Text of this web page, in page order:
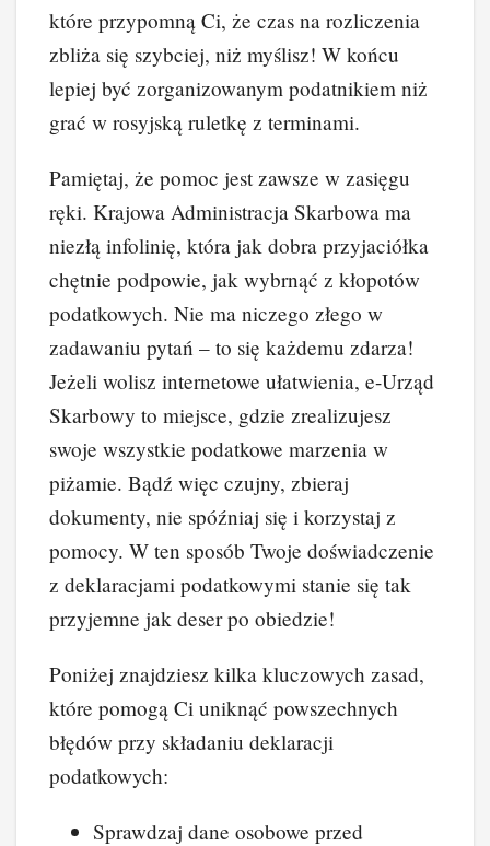
które przypomną Ci, że czas na rozliczenia
zbliża się szybciej, niż myślisz! W końcu
lepiej być zorganizowanym podatnikiem niż
grać w rosyjską ruletkę z terminami.
Pamiętaj, że pomoc jest zawsze w zasięgu
ręki. Krajowa Administracja Skarbowa ma
niezłą infolinię, która jak dobra przyjaciółka
chętnie podpowie, jak wybrnąć z kłopotów
podatkowych. Nie ma niczego złego w
zadawaniu pytań – to się każdemu zdarza!
Jeżeli wolisz internetowe ułatwienia, e-Urząd
Skarbowy to miejsce, gdzie zrealizujesz
swoje wszystkie podatkowe marzenia w
piżamie. Bądź więc czujny, zbieraj
dokumenty, nie spóźniaj się i korzystaj z
pomocy. W ten sposób Twoje doświadczenie
z deklaracjami podatkowymi stanie się tak
przyjemne jak deser po obiedzie!
Poniżej znajdziesz kilka kluczowych zasad,
które pomogą Ci uniknąć powszechnych
błędów przy składaniu deklaracji
podatkowych:
Sprawdzaj dane osobowe przed